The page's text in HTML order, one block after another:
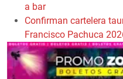
a bar
Confirman cartelera
Francisco Pachuca